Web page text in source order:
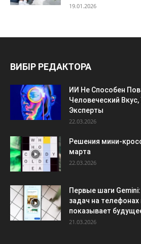
19.01.2026
ВИБІР РЕДАКТОРА
ИИ Не Способен
Человеческий
Эксперты
22.03.2026
Решения мини-
марта
22.03.2026
Первые шаги
задач на
показывает
21.03.2026